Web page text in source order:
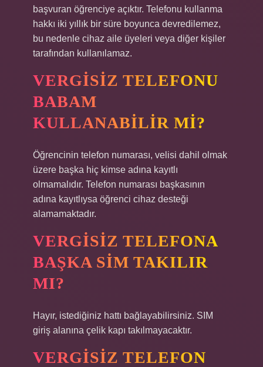
başvuran öğrenciye açıktır. Telefonu kullanma
hakkı iki yıllık bir süre boyunca devredilemez,
bu nedenle cihaz aile üyeleri veya diğer kişiler
tarafından kullanılamaz.
VERGISIZ TELEFONU
BABAM
KULLANABILIR MI?
Öğrencinin telefon numarası, velisi dahil olmak
üzere başka hiç kimse adına kayıtlı
olmamalıdır. Telefon numarası başkasının
adına kayıtlıysa öğrenci cihaz desteği
alamamaktadır.
VERGISIZ TELEFONA
BAŞKA SIM TAKILIR
MI?
Hayır, istediğiniz hattı bağlayabilirsiniz. SIM
giriş alanına çelik kapı takılmayacaktır.
VERGISIZ TELEFON